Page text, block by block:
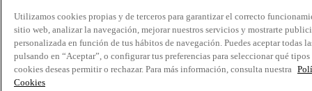
Utilizamos cookies propias y de terceros para garantizar el correcto
sitio web, analizar la navegación, mejorar nuestros servicios y mostrarte
personalizada en función de tus hábitos de navegación. Puedes aceptar todas
pulsando en “Aceptar”, o configurar tus preferencias para seleccionar qué tipos
cookies deseas permitir o rechazar. Para más información, consulta nuestra
Cookies